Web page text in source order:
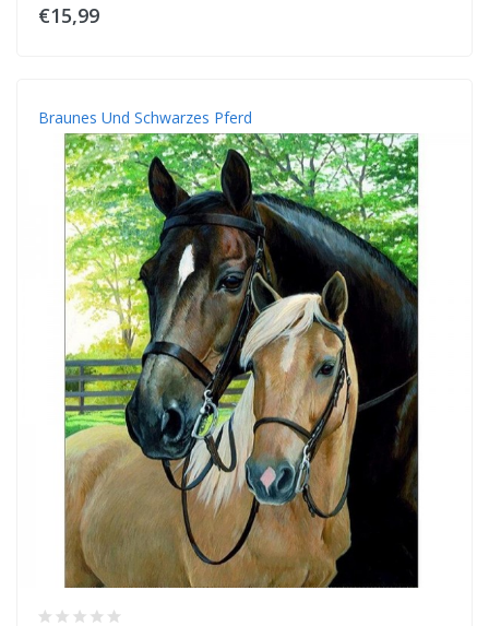
€15,99
Braunes Und Schwarzes Pferd